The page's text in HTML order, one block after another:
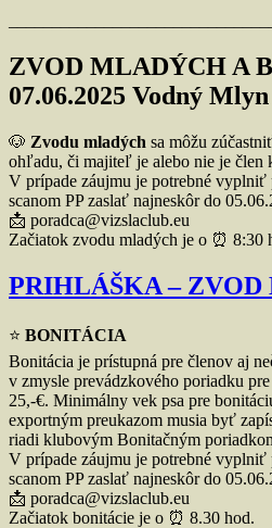
ZVOD MLADÝCH A
07.06.2025 Vodný
🐶 Zvodu mladých sa môžu
ohľadu, či majiteľ je alebo nie je člen
V prípade záujmu je potrebné vyplniť
scanom PP zaslať najneskôr do
📩 poradca@vizslaclub.eu
Začiatok zvodu mladých je o ⏰ 8:30
PRIHLÁŠKA –
⭐️ BONITÁCIA
Bonitácia je prístupná pre členov aj
v zmysle prevádzkového poriadku
25,-€. Minimálny vek psa pre
exportným preukazom musia byť
riadi klubovým Bonitačným
V prípade záujmu je potrebné vyplniť
scanom PP zaslať najneskôr do
📩 poradca@vizslaclub.eu
Začiatok bonitácie je o ⏰ 8.30 hod.